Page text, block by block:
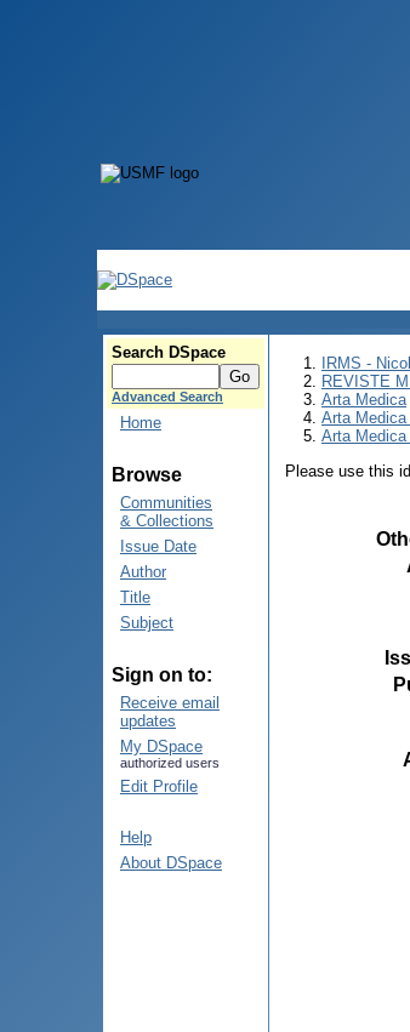
Search DSpace
Advanced Search
Home
Browse
Communities
& Collections
Issue Date
Author
Title
Subject
Sign on to:
Receive email
updates
My DSpace
authorized users
Edit Profile
Help
About DSpace
IRMS -
REVISTE
Arta Medica
Arta Medica
Arta
Please use this